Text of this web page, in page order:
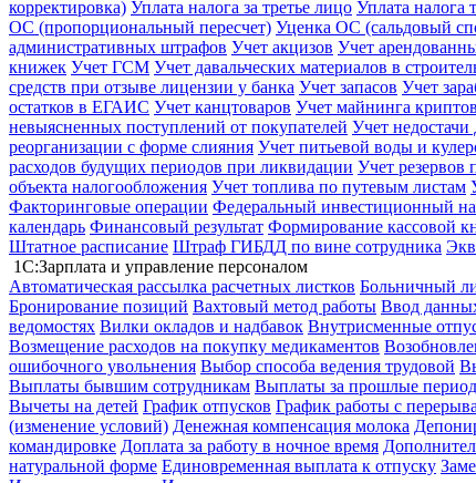
корректировка) Уплата налога за третье лицо Уплата налога
ОС (пропорциональный пересчет) Уценка ОС (сальдовый
административных штрафов Учет акцизов Учет
книжек Учет ГСМ Учет давальческих материалов в
средств при отзыве лицензии у банка Учет запасов Учет
остатков в ЕГАИС Учет канцтоваров Учет майнинга
невыясненных поступлений от покупателей Учет
реорганизации с форме слияния Учет питьевой воды и
расходов будущих периодов при ликвидации Учет резервов
объекта налогообложения Учет топлива по путевым листам
Факторинговые операции Федеральный инвестиционный
календарь Финансовый результат Формирование кассовой
Штатное расписание Штраф ГИБДД по вине сотрудника
1С:Зарплата и управление персоналом
Автоматическая рассылка расчетных листков Больничный
Бронирование позиций Вахтовый метод работы Ввод
ведомостях Вилки окладов и надбавок Внутрисменные
Возмещение расходов на покупку медикаментов
ошибочного увольнения Выбор способа ведения трудовой
Выплаты бывшим сотрудникам Выплаты за прошлые
Вычеты на детей График отпусков График работы с
(изменение условий) Денежная компенсация молока
командировке Доплата за работу в ночное время
натуральной форме Единовременная выплата к отпуску